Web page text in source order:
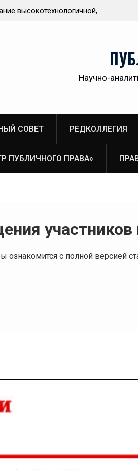
высокотехнологичной,
секции
Научно-
СОВЕТ РЕДКОЛЛЕГИЯ
ПУБЛИЧНОГО ПРАВА»
участников
ознакомится с полной